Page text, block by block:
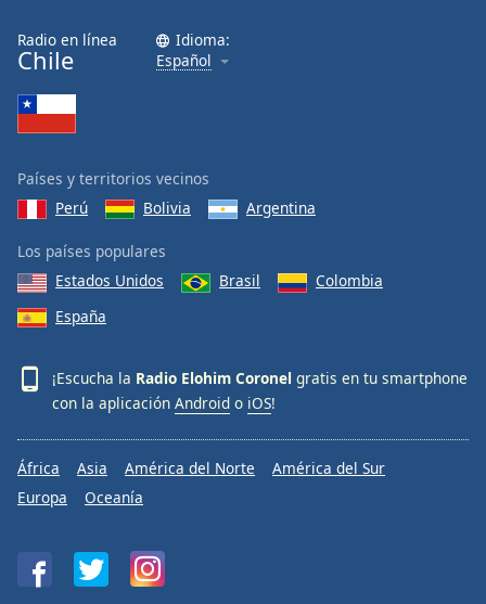
Radio en línea
Chile
Idioma:
Español
Países y territorios vecinos
Perú
Bolivia Argentina
Los países populares
Estados Unidos
Brasil
Colombia
España
¡Escucha la Radio Elohim Coronel gratis en tu smartphone
con la aplicación Android o iOS!
África Asia América del Norte
América del Sur
Europa
Oceanía